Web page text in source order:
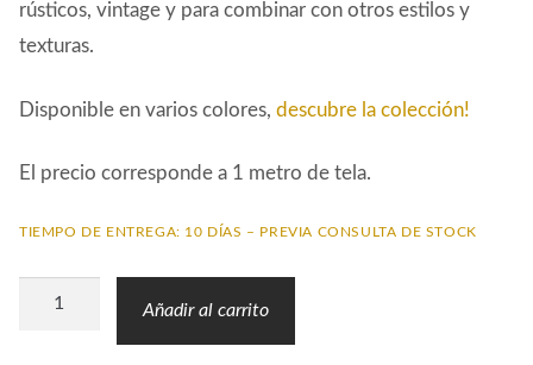
rústicos, vintage y para combinar con otros estilos y
texturas.
Disponible en varios colores, descubre la colección!
El precio corresponde a 1 metro de tela.
TIEMPO DE ENTREGA: 10 DÍAS – PREVIA CONSULTA DE STOCK
Añadir al carrito